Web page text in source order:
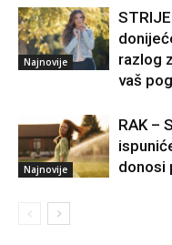
Najnovije
razlog
vaš
Najnovije
RAK –
donosi